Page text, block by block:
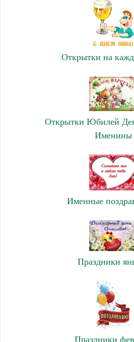
Открытки на
Открытки Юбилей
Именины
Именные
Праздники
Праздники